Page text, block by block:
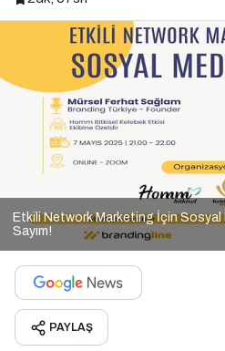
Etkili Network Marketing İçin Sosyal
Sayım!
PAYLAŞ